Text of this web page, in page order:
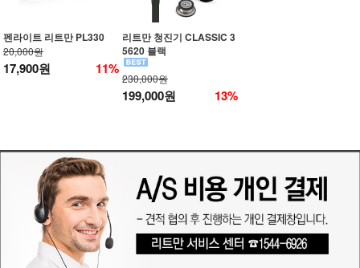
펜라이트 리트만 PL330
20,000원
17,900원 11%
리트만 청진기 CLASSIC 3
5620 블랙
230,000원
199,000원 13%